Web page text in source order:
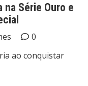
Série Ouro e
0
ao conquistar